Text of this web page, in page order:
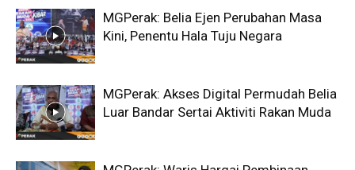
MGPerak: Belia Ejen Perubahan Masa
Kini, Penentu Hala Tuju Negara
MGPerak: Akses Digital Permudah Belia
Luar Bandar Sertai Aktiviti Rakan Muda